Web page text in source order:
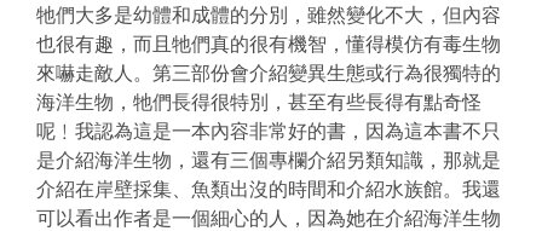
牠們大多是幼體和成體的分別，雖然變化不大，但內容
也很有趣，而且牠們真的很有機智，懂得模仿有毒生物
來嚇走敵人。第三部份會介紹變異生態或行為很獨特的
海洋生物，牠們長得很特別，甚至有些長得有點奇怪
呢﹗我認為這是一本內容非常好的書，因為這本書不只
是介紹海洋生物，還有三個專欄介紹另類知識，那就是
介紹在岸壁採集、魚類出沒的時間和介紹水族館。我還
可以看出作者是一個細心的人，因為她在介紹海洋生物